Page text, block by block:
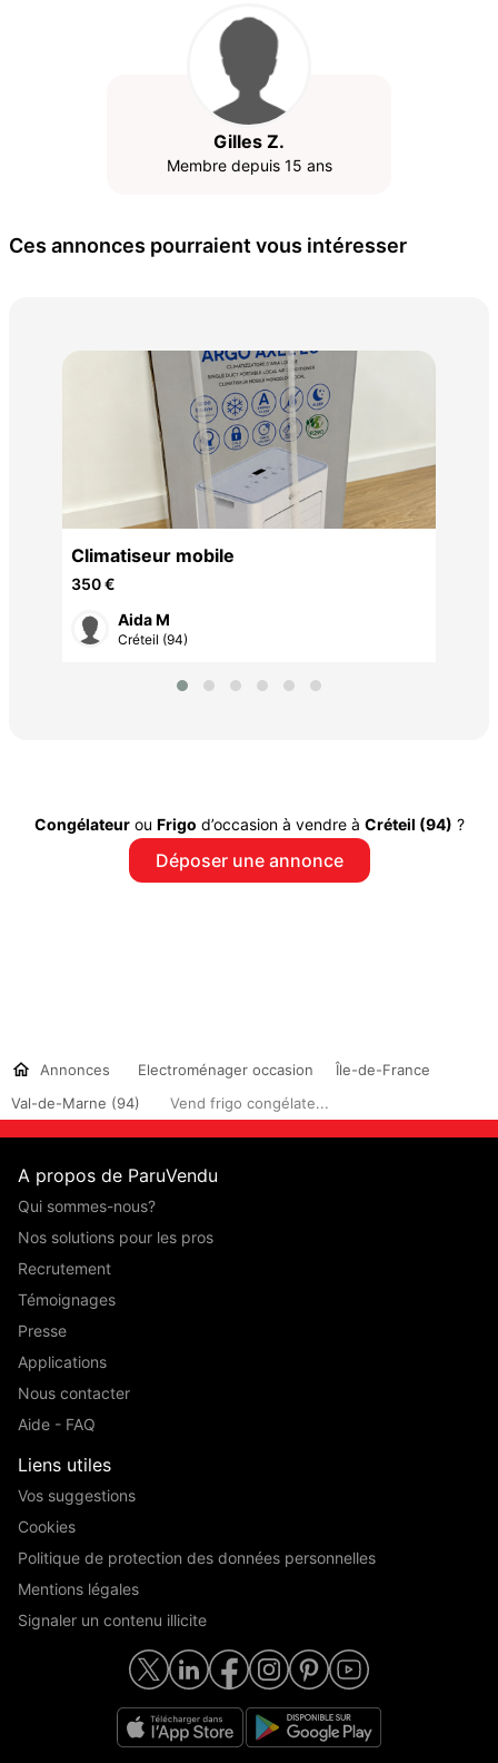
Gilles Z.
Membre depuis 15 ans
Ces annonces pourraient vous intéresser
Climatiseur mobile
350 €
Aida M
Créteil (94)
Congélateurou Frigo d’occasion à vendre à Créteil (94) ?
Déposer une annonce
Annonces Electroménager occasion
Île-de-France
Val-de-Marne (94)
Vend frigo congélate...
A propos de ParuVendu
Qui sommes-nous?
Nos solutions pour les pros
Recrutement
Témoignages
Presse
Applications
Nous contacter
Aide - FAQ
Liens utiles
Vos suggestions
Cookies
Politique de protection des données personnelles
Mentions légales
Signaler un contenu illicite